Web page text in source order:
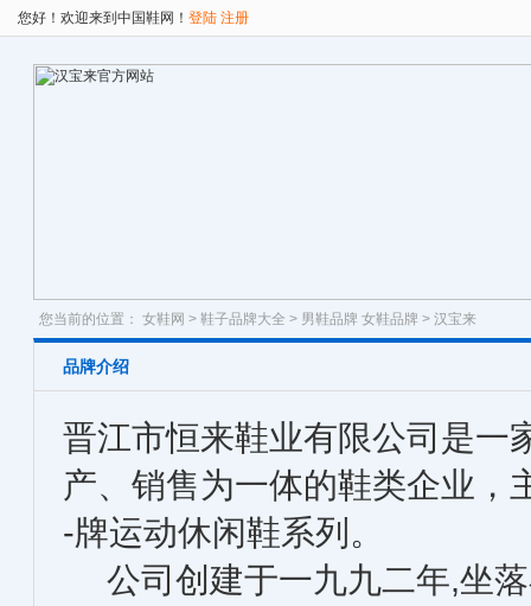
您好！欢迎来到中国鞋网！ 登陆 注册
您当前的位置： 女鞋网 > 鞋子品牌大全 > 男鞋品牌 女鞋品牌 > 汉宝来
品牌介绍
晋江市恒来鞋业有限公司是一
产、销售为一体的鞋类企业，
-牌运动休闲鞋系列。
公司创建于一九九二年,坐